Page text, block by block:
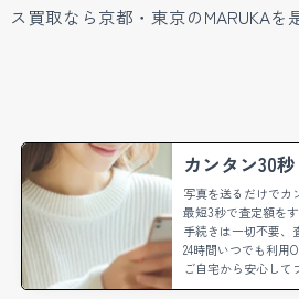
ス買取なら京都・東京のMARUKAを
カンタン30
写真を送るだけでカ
最短3秒で査定額を
手続きは一切不要、
24時間いつでも利用
ご自宅から安心して